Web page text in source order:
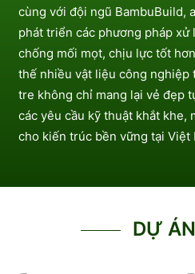
cùng với đội ngũ BambuBuild,
phát triển các phương pháp xử
chống mối mọt, chịu lực tốt
thế nhiều vật liệu công nghiệp
tre không chỉ mang lại vẻ đẹp
các yêu cầu kỹ thuật khắt khe,
cho kiến trúc bền vững tại Việt
DỰ